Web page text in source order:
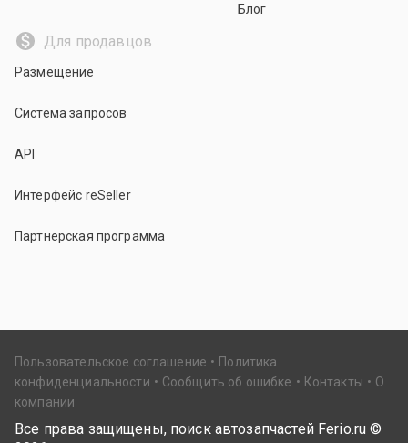
Блог
Для продавцов
Размещение
Система запросов
API
Интерфейс reSeller
Партнерская программа
Пользовательское соглашение
Политика
конфиденциальности
Сообщить об ошибке Контакты
О
компании
Все права защищены, поиск автозапчастей Ferio.ru ©